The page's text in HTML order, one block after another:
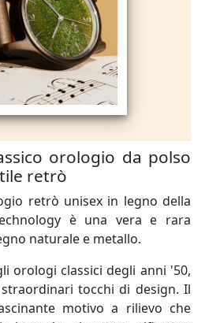
orologio da polso
retrò
retrò unisex in legno della
è una vera e rara
naturale e metallo.
orologi classici degli anni '50,
tocchi di design. Il
motivo a rilievo che